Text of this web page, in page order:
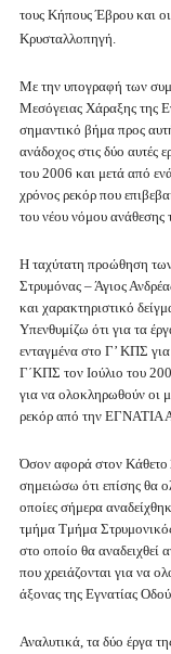
τους Κήπους Έβρου και
Κρυσταλλοπηγή.
Με την υπογραφή των
Μεσόγειας Χάραξης της
σημαντικό βήμα προς
ανάδοχος στις δύο αυτές
του 2006 και μετά από
χρόνος ρεκόρ που
του νέου νόμου
Η ταχύτατη προώθηση
Στρυμόνας – Άγιος
και χαρακτηριστικό
Υπενθυμίζω ότι για τα
ενταγμένα στο Γ’ ΚΠΣ
Γ΄ΚΠΣ τον Ιούλιο του
για να ολοκληρωθούν οι
ρεκόρ από την ΕΓΝΑΤΙΑ
Όσον αφορά στον Κάθετο
σημειώσω ότι επίσης θα
οποίες σήμερα
τμήμα Τμήμα
στο οποίο θα αναδειχθεί
που χρειάζονται για να
άξονας της Εγνατίας
Αναλυτικά, τα δύο έργα